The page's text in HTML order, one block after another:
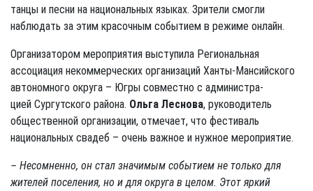
танцы и песни на национальных языках. Зрители смогли
наблюдать за этим красочным событием в режиме онлайн.
Организатором мероприятия выступила Региональная
ассоциация некоммерческих организаций Ханты-Мансийского
автономного округа – Югры совместно с администра-
цией Сургутского района. Ольга Леснова, руководитель
общественной организации, отмечает, что фестиваль
национальных свадеб – очень важное и нужное мероприятие.
– Несомненно, он стал значимым событием не только для
жителей поселения, но и для округа в целом. Этот яркий